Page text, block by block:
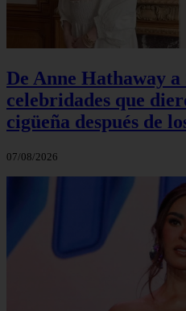
De Anne Hathaway
celebridades que
cigüeña después de
07/08/2026